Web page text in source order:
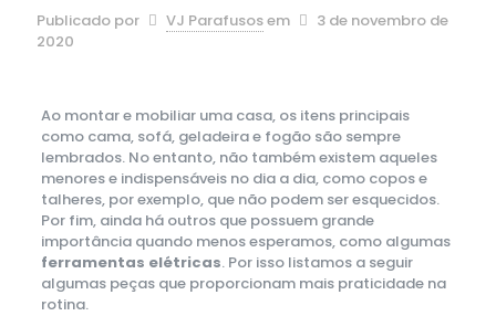
Publicado por VJ Parafusosem
3 de novembro de
2020
Ao montar e mobiliar uma casa, os itens principais
como cama, sofá, geladeira e fogão são sempre
lembrados. No entanto, não também existem aqueles
menores e indispensáveis no dia a dia, como copos e
talheres, por exemplo, que não podem ser esquecidos.
Por fim, ainda há outros que possuem grande
importância quando menos esperamos, como algumas
ferramentas elétricas. Por isso listamos a seguir
algumas peças que proporcionam mais praticidade na
rotina.